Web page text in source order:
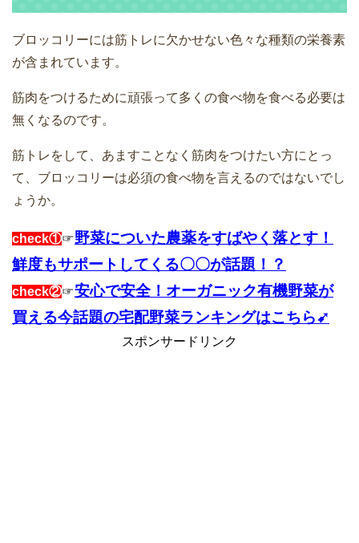
ブロッコリーには筋トレに欠かせない色々な種類の栄養素
が含まれています。
筋肉をつけるために頑張って多くの食べ物を食べる必要は
無くなるのです。
筋トレをして、あますことなく筋肉をつけたい方にとっ
て、ブロッコリーは必須の食べ物を言えるのではないでし
ょうか。
check①☞野菜についた農薬をすばやく落とす！
鮮度もサポートしてくる〇〇が話題！？
check②☞安心で安全！オーガニック有機野菜が
買える今話題の宅配野菜ランキングはこちら➹
スポンサードリンク